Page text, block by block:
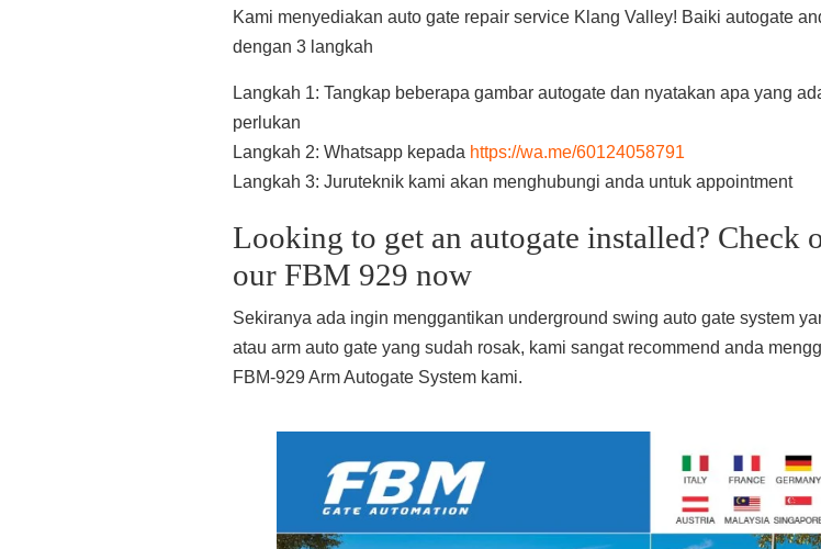
Kami menyediakan auto gate repair service Klang Valley! Baiki autogate
dengan 3 langkah
Langkah 1: Tangkap beberapa gambar autogate dan nyatakan apa yang
perlukan
Langkah 2: Whatsapp kepada https://wa.me/60124058791
Langkah 3: Juruteknik kami akan menghubungi anda untuk appointment
Looking to get an autogate installed? Check
our FBM 929 now
Sekiranya ada ingin menggantikan underground swing auto gate system
atau arm auto gate yang sudah rosak, kami sangat recommend anda
FBM-929 Arm Autogate System kami.